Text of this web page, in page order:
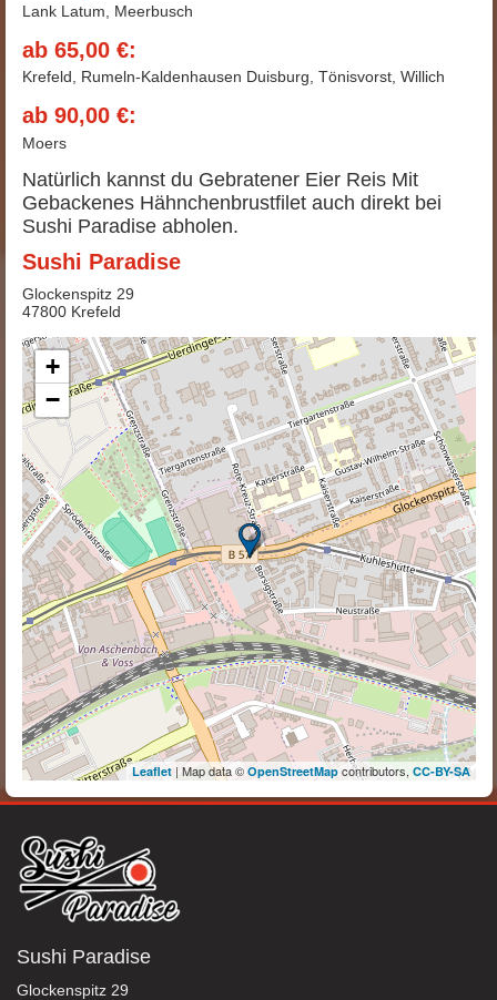
Lank Latum, Meerbusch
ab 65,00 €:
Krefeld, Rumeln-Kaldenhausen Duisburg, Tönisvorst, Willich
ab 90,00 €:
Moers
Natürlich kannst du Gebratener Eier Reis Mit
Gebackenes Hähnchenbrustfilet auch direkt bei
Sushi Paradise abholen.
Sushi Paradise
Glockenspitz 29
47800 Krefeld
+
−
Leaflet| Map data © OpenStreetMapcontributors, CC-BY-SA
Sushi Paradise
Glockenspitz 29